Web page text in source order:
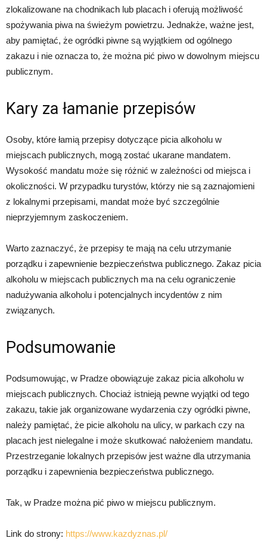
zlokalizowane na chodnikach lub placach i oferują możliwość
spożywania piwa na świeżym powietrzu. Jednakże, ważne jest,
aby pamiętać, że ogródki piwne są wyjątkiem od ogólnego
zakazu i nie oznacza to, że można pić piwo w dowolnym miejscu
publicznym.
Kary za łamanie przepisów
Osoby, które łamią przepisy dotyczące picia alkoholu w
miejscach publicznych, mogą zostać ukarane mandatem.
Wysokość mandatu może się różnić w zależności od miejsca i
okoliczności. W przypadku turystów, którzy nie są zaznajomieni
z lokalnymi przepisami, mandat może być szczególnie
nieprzyjemnym zaskoczeniem.
Warto zaznaczyć, że przepisy te mają na celu utrzymanie
porządku i zapewnienie bezpieczeństwa publicznego. Zakaz picia
alkoholu w miejscach publicznych ma na celu ograniczenie
nadużywania alkoholu i potencjalnych incydentów z nim
związanych.
Podsumowanie
Podsumowując, w Pradze obowiązuje zakaz picia alkoholu w
miejscach publicznych. Chociaż istnieją pewne wyjątki od tego
zakazu, takie jak organizowane wydarzenia czy ogródki piwne,
należy pamiętać, że picie alkoholu na ulicy, w parkach czy na
placach jest nielegalne i może skutkować nałożeniem mandatu.
Przestrzeganie lokalnych przepisów jest ważne dla utrzymania
porządku i zapewnienia bezpieczeństwa publicznego.
Tak, w Pradze można pić piwo w miejscu publicznym.
Link do strony: https://www.kazdyznas.pl/